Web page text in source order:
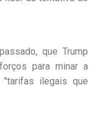
que Trump
para minar a
"tarifas ilegais que